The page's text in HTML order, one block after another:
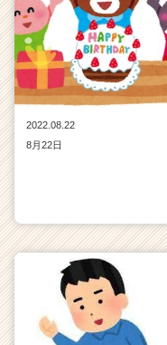
2022.08.22
8月22日